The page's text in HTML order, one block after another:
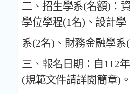
二 、 招生學系(名額) ：
學位學程(1名) 、 設計學
系(2名) 、 財務金融學系
三 、 報名日期 ： 自 112年
(規範文件請詳閱簡章) 。